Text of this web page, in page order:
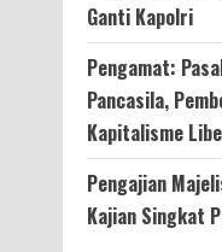
Ganti Kapolri
Pengamat:
Pancasila,
Kapitalisme
Pengajian
Kajian Singkat